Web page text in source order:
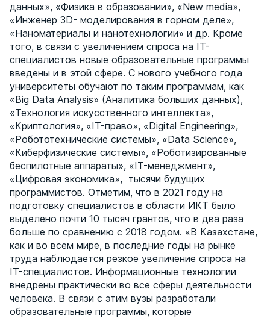
данных», «Физика в образовании», «New media»,
«Инженер 3D- моделирования в горном деле»,
«Наноматериалы и нанотехнологии» и др. Кроме
того, в связи с увеличением спроса на IT-
специалистов новые образовательные программы
введены и в этой сфере. С нового учебного года
университеты обучают по таким программам, как
«Big Data Analysis» (Аналитика больших данных),
«Технология искусственного интеллекта»,
«Криптология», «IT-право», «Digital Engineering»,
«Робототехнические системы», «Data Science»,
«Киберфизические системы», «Роботизированные
беспилотные аппараты», «IT-менеджмент»,
«Цифровая экономика», тысячи будущих
программистов. Отметим, что в 2021 году на
подготовку специалистов в области ИКТ было
выделено почти 10 тысяч грантов, что в два раза
больше по сравнению с 2018 годом. «В Казахстане,
как и во всем мире, в последние годы на рынке
труда наблюдается резкое увеличение спроса на
IT-специалистов. Информационные технологии
внедрены практически во все сферы деятельности
человека. В связи с этим вузы разработали
образовательные программы, которые